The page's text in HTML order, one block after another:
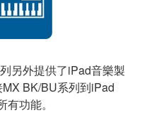
另外提供了iPad音樂製
BK/BU系列到iPad
功能。